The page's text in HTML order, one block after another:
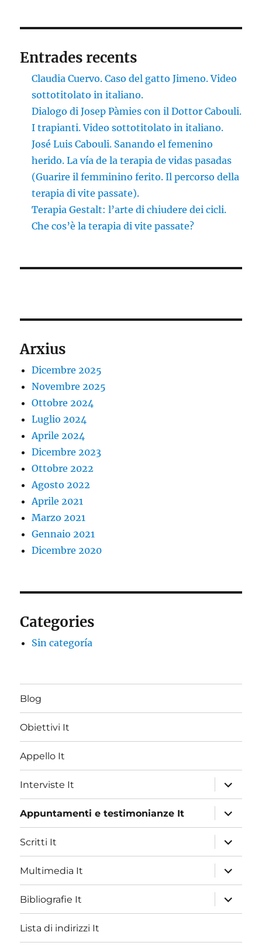
Entrades recents
Claudia Cuervo. Caso del gatto Jimeno. Video
sottotitolato in italiano.
Dialogo di Josep Pàmies con il Dottor Cabouli.
I trapianti. Video sottotitolato in italiano.
José Luis Cabouli. Sanando el femenino
herido. La vía de la terapia de vidas pasadas
(Guarire il femminino ferito. Il percorso della
terapia di vite passate).
Terapia Gestalt: l’arte di chiudere dei cicli.
Che cos’è la terapia di vite passate?
Arxius
Dicembre 2025
Novembre 2025
Ottobre 2024
Luglio 2024
Aprile 2024
Dicembre 2023
Ottobre 2022
Agosto 2022
Aprile 2021
Marzo 2021
Gennaio 2021
Dicembre 2020
Categories
Sin categoría
Blog
Obiettivi It
Appello It
Interviste It
apri
i
menu
child
Appuntamenti e testimonianze It
apri
i
menu
child
Scritti It
apri
i
menu
child
Multimedia It
apri
i
menu
child
Bibliografie It
apri
i
menu
Lista di indirizzi It